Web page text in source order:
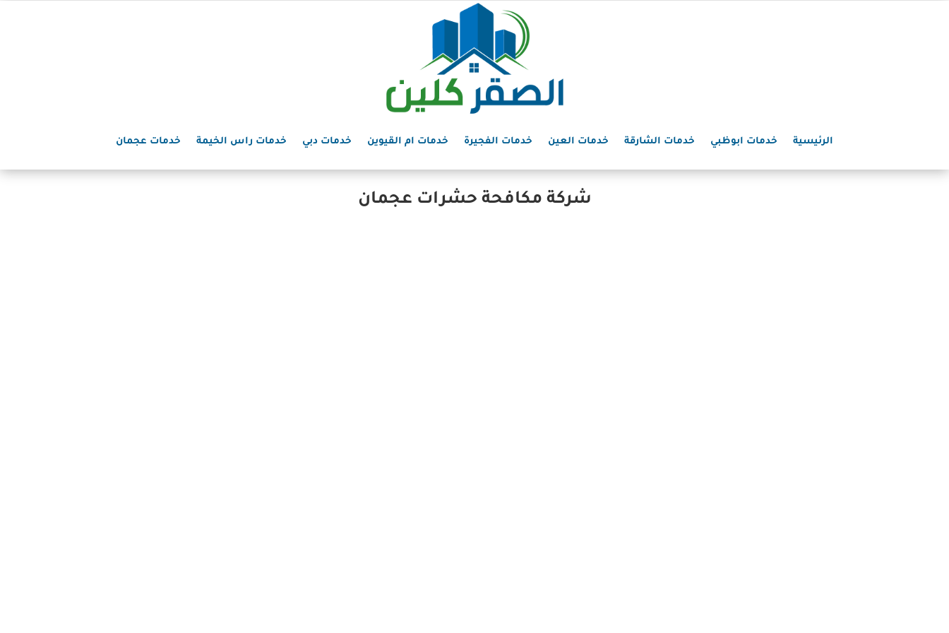
الرئيسية خدمات ابوظبي خدمات الشارقة خدمات العين خدمات الفجيرة خدمات ام القيوين خدمات دبي خدمات راس الخيمة خدمات عجمان
شركة مكافحة حشرات عجمان